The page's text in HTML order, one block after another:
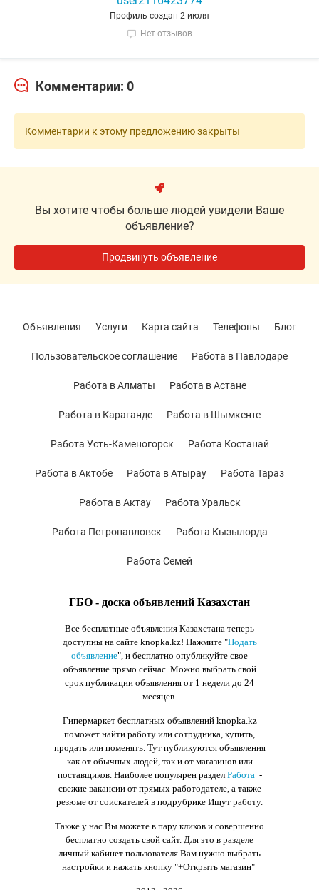
Профиль создан 2 июля
Нет отзывов
Комментарии: 0
Комментарии к этому предложению закрыты
Вы хотите чтобы больше людей увидели Ваше
объявление?
Продвинуть объявление
ГБО - доска объявлений Казахстан
Все бесплатные объявления Казахстана теперь
доступны на сайте knopka.kz! Нажмите "Подать
объявление", и бесплатно опубликуйте свое
объявление прямо сейчас. Можно выбрать свой
срок публикации объявления от 1 недели до 24
месяцев.
Гипермаркет бесплатных объявлений knopka.kz
поможет найти работу или сотрудника, купить,
продать или поменять. Тут публикуются объявления
как от обычных людей, так и от магазинов или
поставщиков. Наиболее популярен раздел Работа-
свежие вакансии от прямых работодателе, а также
резюме от соискателей в подрубрике Ищут работу.
Также у нас Вы можете в пару кликов и совершенно
бесплатно создать свой сайт. Для это в разделе
личный кабинет пользователя Вам нужно выбрать
настройки и нажать кнопку "+Открыть магазин"
Объявления Услуги Карта сайта Телефоны Блог
Пользовательское соглашение Работа в Павлодаре
Работа в Алматы Работа в Астане
Работа в Караганде Работа в Шымкенте
Работа Усть-Каменогорск Работа Костанай
Работа в Актобе Работа в Атырау Работа Тараз
Работа в Актау Работа Уральск
Работа Петропавловск Работа Кызылорда
Работа Семей